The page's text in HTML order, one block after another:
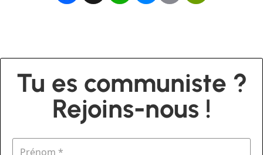
Tu es communiste ?
Rejoins-nous !